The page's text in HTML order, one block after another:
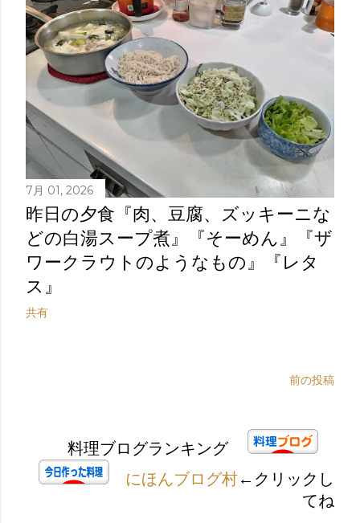
7月 01, 2026
昨日の夕食『肉、豆腐、ズッキーニな
どの白湯スープ煮』『そーめん』『ザ
ワークラウトのようなもの』『レタ
ス』
共有
前の投稿
料理ブログランキング
にほんブログ村←クリックし
てね